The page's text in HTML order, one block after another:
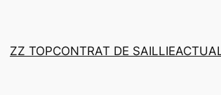
ZZ TOPCONTRAT DE SAILLIE